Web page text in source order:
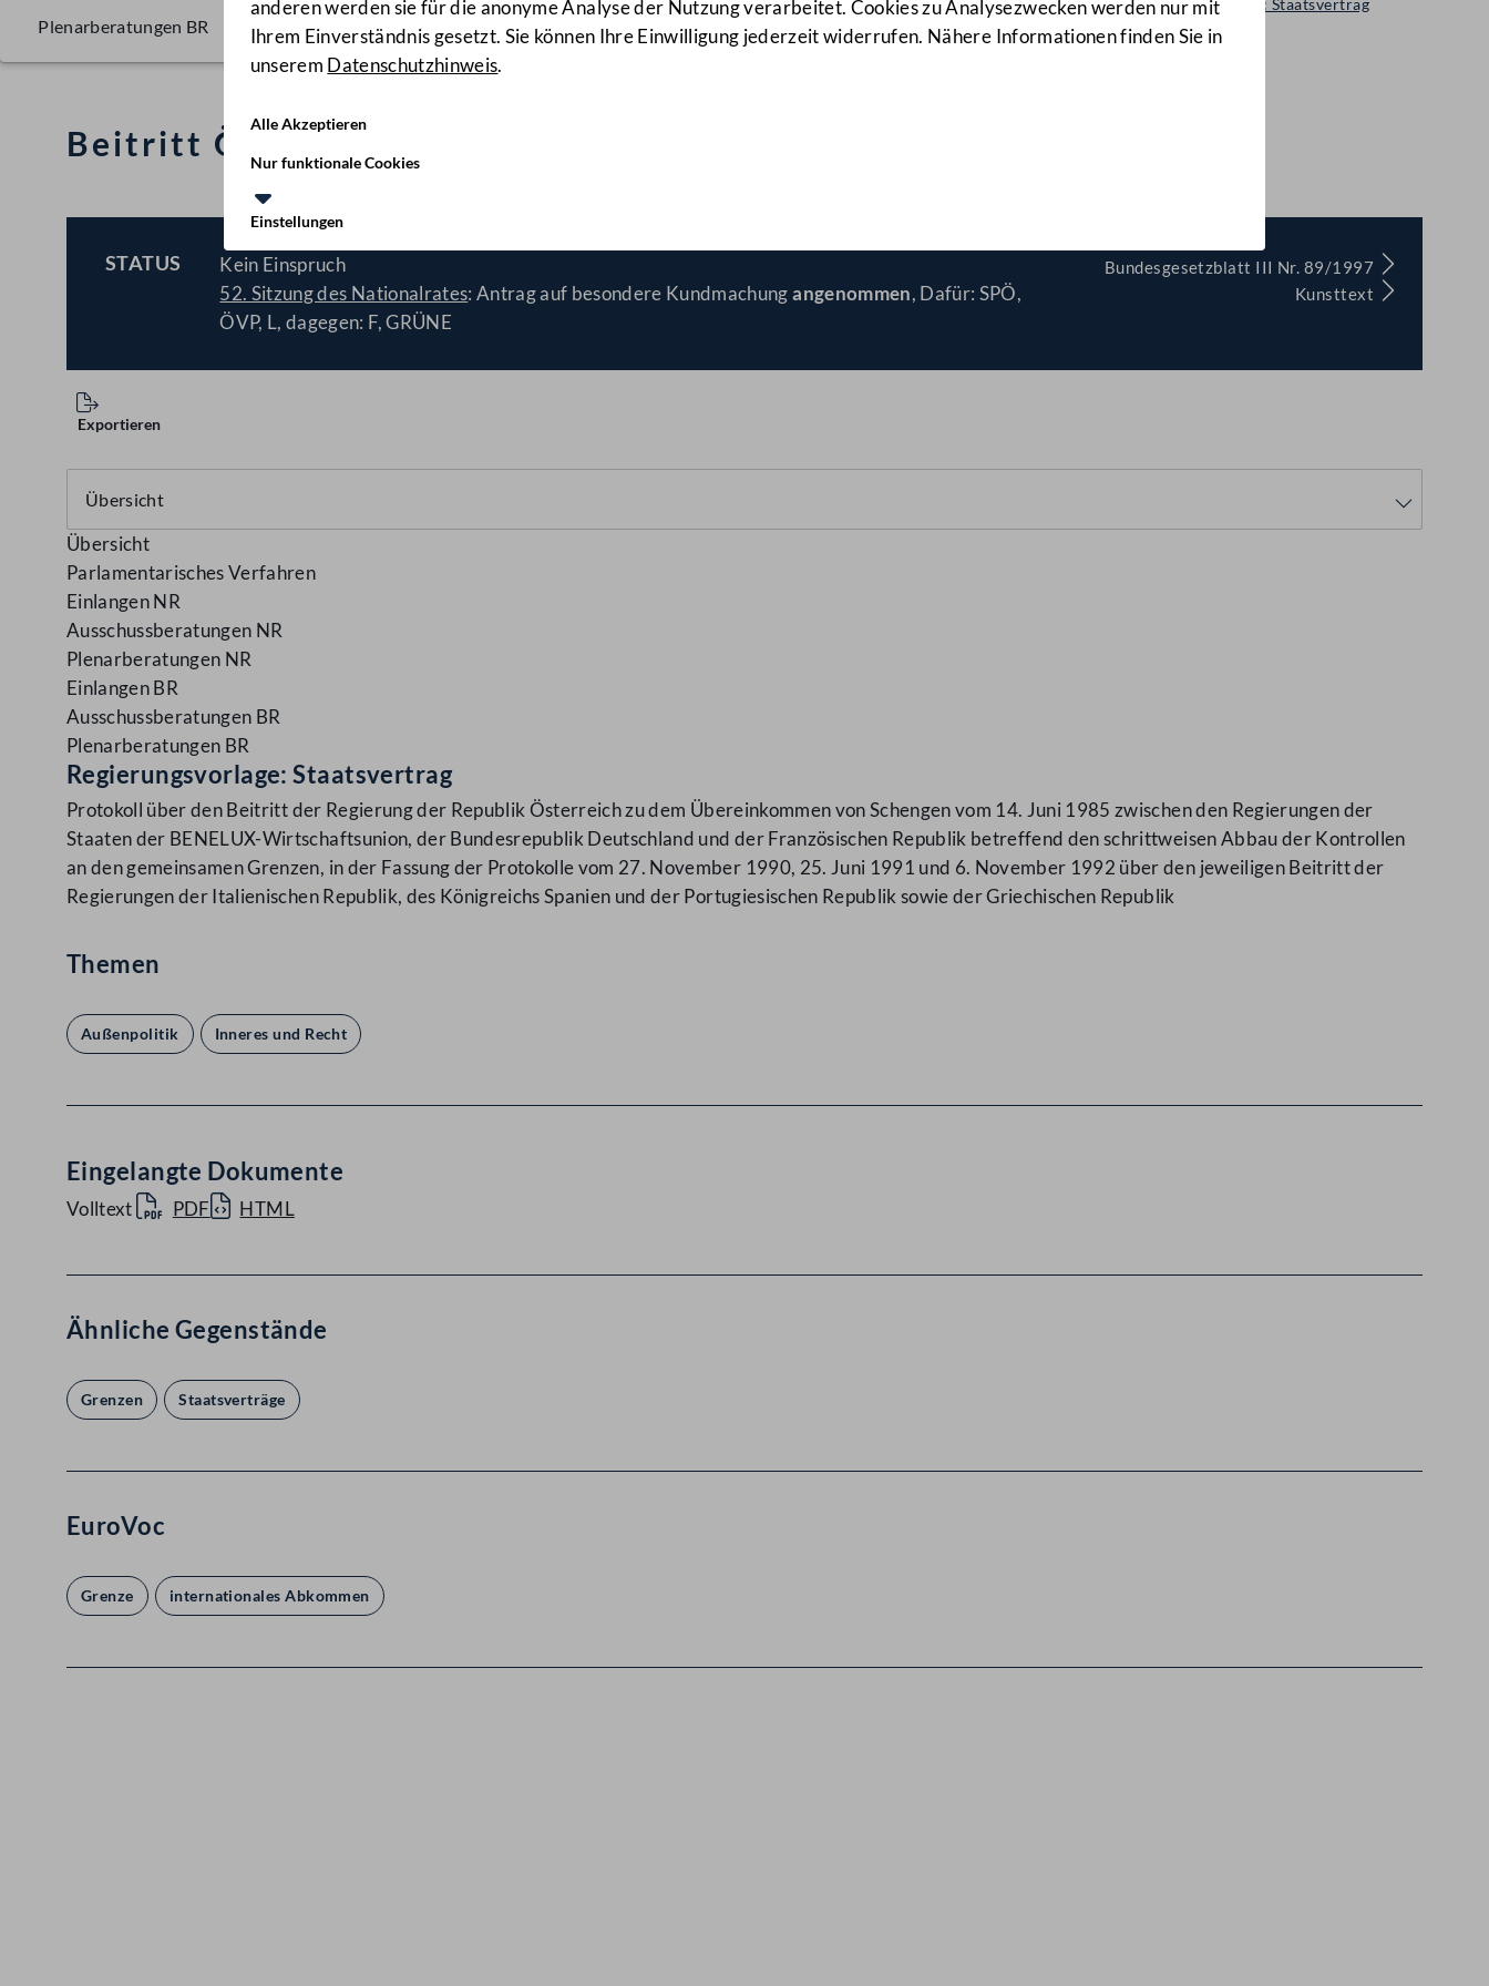
anderen werden sie für die anonyme Analyse der Nutzung verarbeitet. Cookies zu Analysezwecken werden nur mit
Ihrem Einverständnis gesetzt. Sie können Ihre Einwilligung jederzeit widerrufen. Nähere Informationen finden Sie in
unserem Datenschutzhinweis.
Alle Akzeptieren
Nur funktionale Cookies
Einstellungen
Regierungsvorlage: Staatsvertrag
496 d.B.
Beitritt Österreichs zu dem Übereinkommen von Schengen
STATUS
BESCHLOSSEN
Kein Einspruch
52. Sitzung des Nationalrates: Antrag auf besondere Kundmachungangenommen, Dafür: SPÖ,
ÖVP, L, dagegen: F, GRÜNE
Bundesgesetzblatt III Nr. 89/1997
Kunsttext
Exportieren
Plenarberatungen BR
Übersicht
Parlamentarisches Verfahren
Einlangen NR
Ausschussberatungen NR
Plenarberatungen NR
Einlangen BR
Ausschussberatungen BR
Plenarberatungen BR
Regierungsvorlage: Staatsvertrag
Protokoll über den Beitritt der Regierung der Republik Österreich zu dem Übereinkommen von Schengen vom 14. Juni 1985 zwischen den Regierungen der
Staaten der BENELUX-Wirtschaftsunion, der Bundesrepublik Deutschland und der Französischen Republik betreffend den schrittweisen Abbau der Kontrollen
an den gemeinsamen Grenzen, in der Fassung der Protokolle vom 27. November 1990, 25. Juni 1991 und 6. November 1992 über den jeweiligen Beitritt der
Regierungen der Italienischen Republik, des Königreichs Spanien und der Portugiesischen Republik sowie der Griechischen Republik
Themen
Außenpolitik Inneres und Recht
Eingelangte Dokumente
Volltext PDF HTML
Ähnliche Gegenstände
Grenzen Staatsverträge
EuroVoc
Grenze internationales Abkommen